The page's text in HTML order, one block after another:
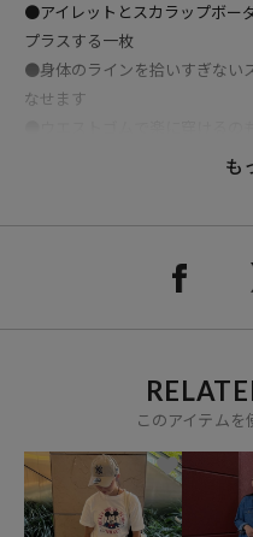
●アイレットとスカラップボー
プラスする一枚
●身体のラインを拾いすぎない
なせます
●ペチコート付きなので、スカ
アレンジも楽しめる1枚
おすすめコーディネート
タンクトップやコンパクトなT
ーな編み柄が引き立つすっきり
デニムやイージーパンツと重ね
したレイヤードスタイルが完成
も
このアイテムを